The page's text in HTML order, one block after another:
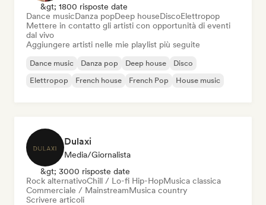
&gt; 1800 risposte date
Dance musicDanza popDeep houseDiscoElettropop
Mettere in contatto gli artisti con opportunità di eventi
dal vivo
Aggiungere artisti nelle mie playlist più seguite
Dance music Danza pop Deep house
Disco
Elettropop
French house French Pop House music
Dulaxi
Media/Giornalista
&gt; 3000 risposte date
Rock alternativoChill / Lo-fi Hip-HopMusica classica
Commerciale / MainstreamMusica country
Scrivere articoli